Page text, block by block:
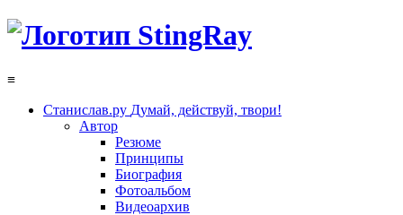
≡
Станислав.ру Думай, действуй, твори!
Автор
Резюме
Принципы
Биография
Фотоальбом
Видеоархив